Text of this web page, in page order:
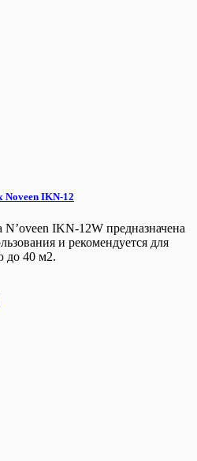
Noveen IKN-12
IKN-12W предназначена
и рекомендуется для
до 40 м2.